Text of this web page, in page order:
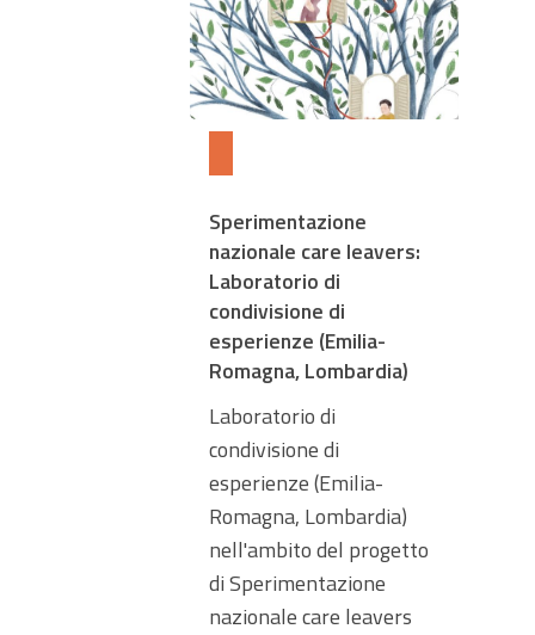
Sperimentazione
nazionale care leavers:
Laboratorio di
condivisione di
esperienze (Emilia-
Romagna, Lombardia)
Laboratorio di
condivisione di
esperienze (Emilia-
Romagna, Lombardia)
nell'ambito del progetto
di Sperimentazione
nazionale care leavers